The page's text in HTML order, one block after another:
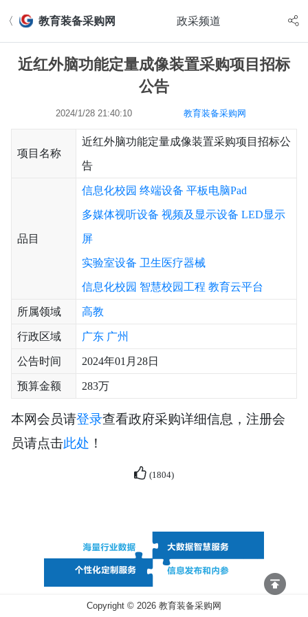
〈 教育装备采购网 政采频道
近红外脑功能定量成像装置采购项目招标
公告
2024/1/28 21:40:10 教育装备采购网
项目名称
近红外脑功能定量成像装置采购项目招标公
告
品目
信息化校园 终端设备 平板电脑Pad
多媒体视听设备 视频及显示设备 LED显示
屏
实验室设备 卫生医疗器械
信息化校园 智慧校园工程 教育云平台
所属领域 高教
行政区域 广东 广州
公告时间 2024年01月28日
预算金额 283万
本网会员请登录查看政府采购详细信息，注册会
员请点击此处 ！
(1804)
Copyright © 2026 教育装备采购网